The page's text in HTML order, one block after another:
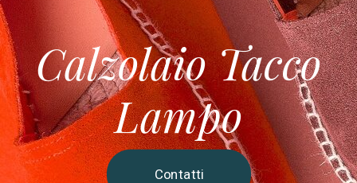
Calzolaio Tacco
Lampo
Contatti